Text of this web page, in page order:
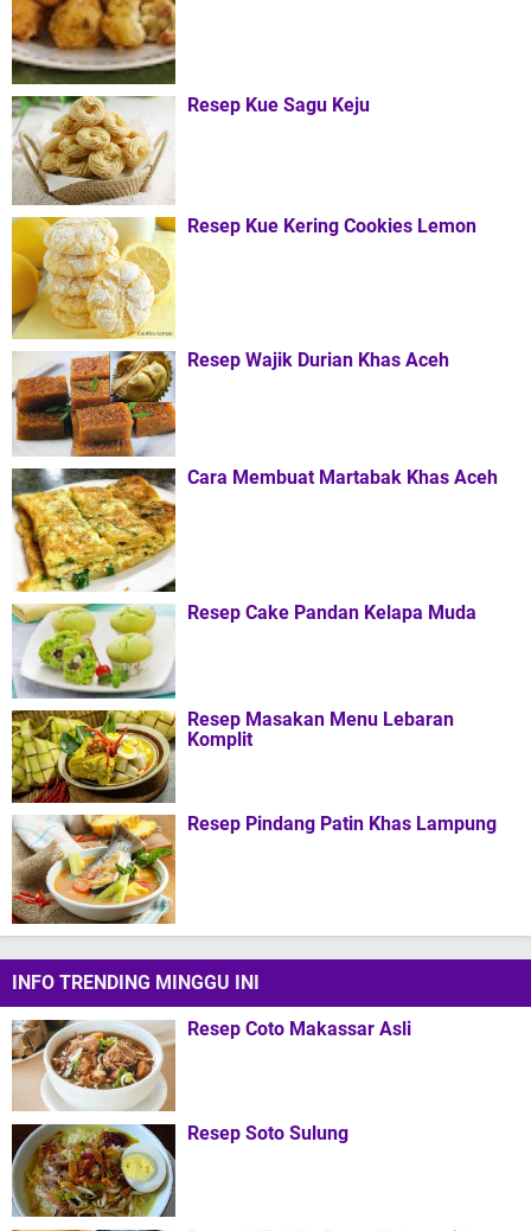
Resep Kue Sagu Keju
Resep Kue Kering Cookies Lemon
Resep Wajik Durian Khas Aceh
Cara Membuat Martabak Khas Aceh
Resep Cake Pandan Kelapa Muda
Resep Masakan Menu Lebaran
Komplit
Resep Pindang Patin Khas Lampung
INFO TRENDING MINGGU INI
Resep Coto Makassar Asli
Resep Soto Sulung